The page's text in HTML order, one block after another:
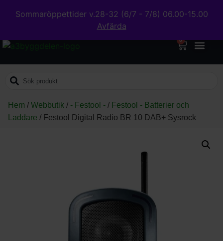
Sommaröppettider v.28-32 (6/7 - 7/8) 06.00-15.00
Avfärda
0
Hem / Webbutik / - Festool - / Festool - Batterier och
Laddare / Festool Digital Radio BR 10 DAB+ Sysrock